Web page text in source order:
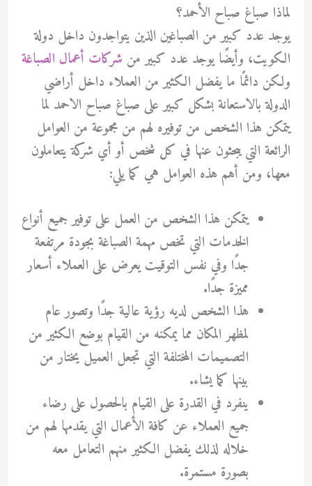
لماذا صباغ صباح الأحمد؟
يوجد عدد كبير من الصباغين الذين يتواجدون داخل دولة
الكويت، وأيضًا يوجد عدد كبير من شركات أعمال الصباغة
ولكن دائمًا ما يفضل الكثير من العملاء داخل أراضي
الدولة بالاستعانة بشكل كبير على صباغ صباح الاحمد لما
يتمكن هذا الشخص من توفيره لهم من مجموعة من العوامل
الرائعة التي يبحثون عنها في كل شخص أو أي شركة يتعاملون
معها، ومن أهم هذه العوامل هي كما يلي:
يتمكن هذا الشخص من العمل على توفير جميع أنواع
الخدمات التي تخص مهمة الصباغة بجودة مرتفعة
جدًا وفي نفس التوقيت يعرض على العملاء أسعار
مميزة جدًا.
هذا الشخص لديه رؤية عالية جدًا وتصور عام
لمظهر المكان مما يمكنه من القيام بوضع الكثير من
التصميمات المختلفة التي تجعل العميل يختار من
بينها كما يشاء.
ينفرد في القدرة على القيام بالحصول على رضاء
جميع العملاء عن كافة الأعمال التي يقدمها لهم من
خلاله لذلك يفضل الكثير منهم التعامل معه
بصورة مستمرة.